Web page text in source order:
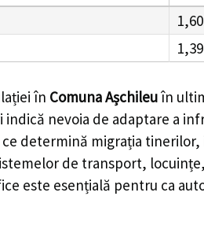
în Comuna Așchileuîn
nevoia de adaptare a
determină migrația
de transport,
este esențială pentru ca